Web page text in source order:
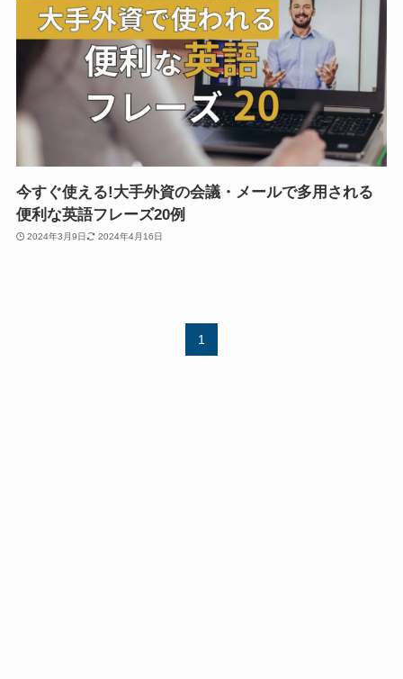
今すぐ使える!大手外資の会議・メールで多用される
便利な英語フレーズ20例
2024年3月9日 2024年4月16日
1